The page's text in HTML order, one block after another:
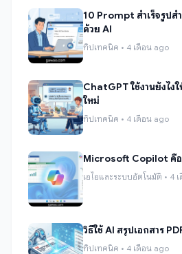
10 Prompt สำเร็จรูปส
ด้วย AI
ทิปเทคนิค • 4 เดือน ago
ChatGPT ใช้งานยังไง
ใหม่
ทิปเทคนิค • 4 เดือน ago
Microsoft Copilot คือ
เอไอและระบบอัตโนมัติ • 4
วิธีใช้ AI สรุปเอกสาร
ทิปเทคนิค • 4 เดือน ago